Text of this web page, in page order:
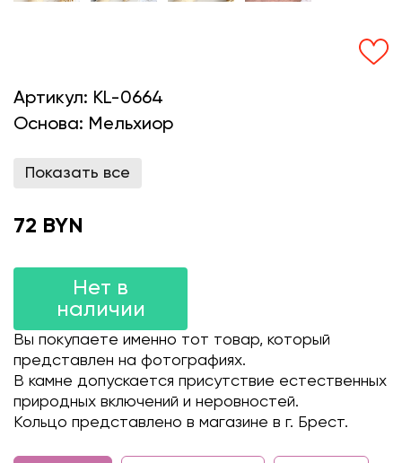
Артикул: KL-0664
Основа: Мельхиор
Показать все
72 BYN
Нет в
наличии
Вы покупаете именно тот товар, который
представлен на фотографиях.
В камне допускается присутствие естественных
природных включений и неровностей.
Кольцо представлено в магазине в г. Брест.